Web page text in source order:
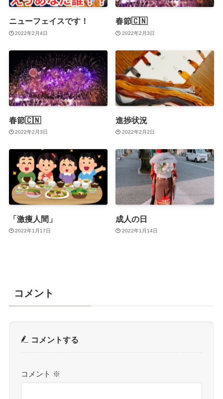
ニューフェイスです！
2022年2月4日
春節🇨🇳
2022年2月3日
春節🇨🇳
2022年2月3日
進捗状況
2022年2月2日
「激痩人間」
2022年1月17日
成人の日
2022年1月14日
コメント
コメントする
コメント ※